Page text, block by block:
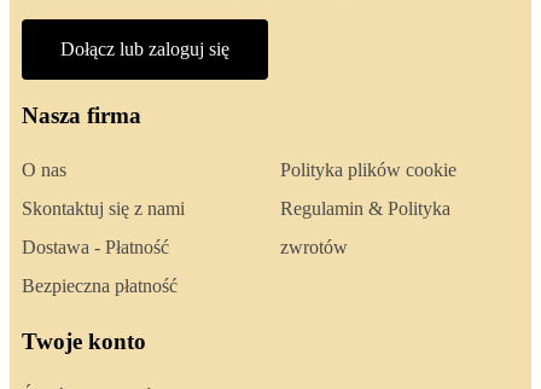
Dołącz lub zaloguj się
Nasza firma
O nas
Skontaktuj się z nami
Dostawa - Płatność
Bezpieczna płatność
Polityka plików cookie
Regulamin & Polityka
zwrotów
Twoje konto